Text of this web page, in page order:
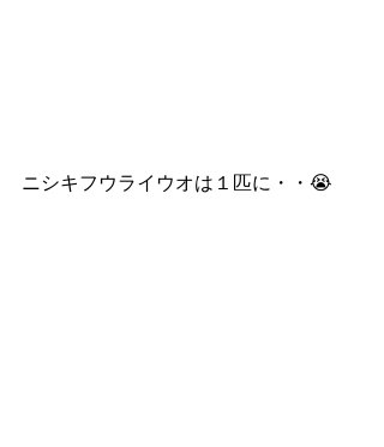
ニシキフウライウオは１匹に・・😭